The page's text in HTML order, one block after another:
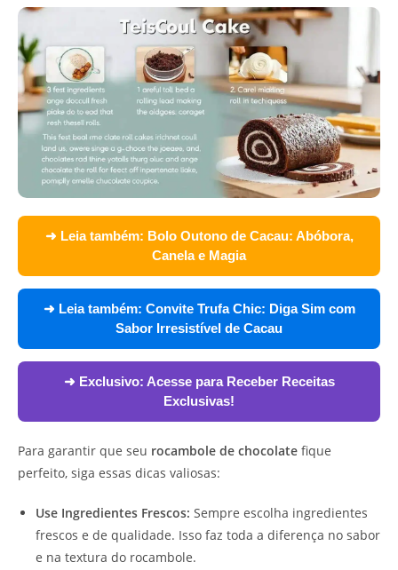
➜ Leia também: Bolo Outono de Cacau: Abóbora,
Canela e Magia
➜ Leia também: Convite Trufa Chic: Diga Sim com
Sabor Irresistível de Cacau
➜ Exclusivo: Acesse para Receber Receitas
Exclusivas!
Para garantir que seu rocambole de chocolate fique
perfeito, siga essas dicas valiosas:
Use Ingredientes Frescos: Sempre escolha ingredientes
frescos e de qualidade. Isso faz toda a diferença no sabor
e na textura do rocambole.